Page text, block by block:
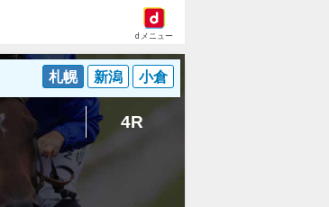
dメニュー
札幌 新潟 小倉
4R